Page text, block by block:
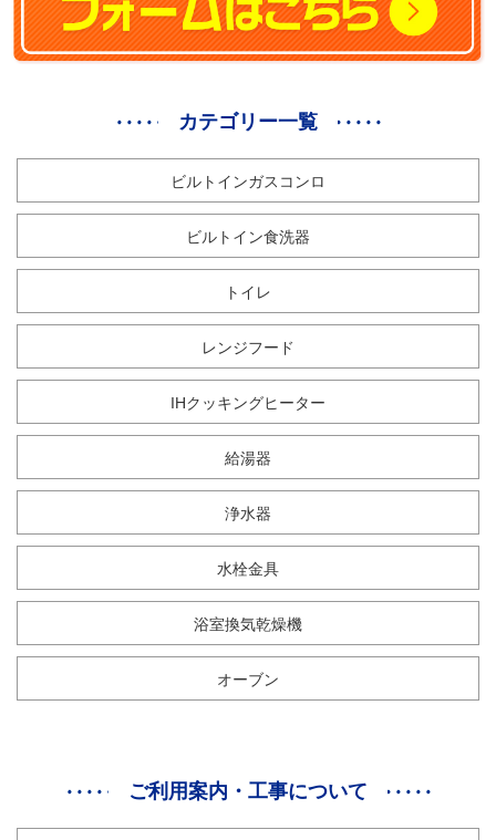
カテゴリー一覧
ビルトインガスコンロ
ビルトイン食洗器
トイレ
レンジフード
IHクッキングヒーター
給湯器
浄水器
水栓金具
浴室換気乾燥機
オーブン
ご利用案内・工事について